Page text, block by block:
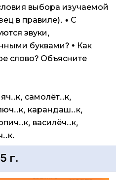
выбора изучаемой
в правиле). • С
звуки,
буквами? • Как
слово? Объясните
самолёт..к,
карандаш..к,
василёч..к,
г.